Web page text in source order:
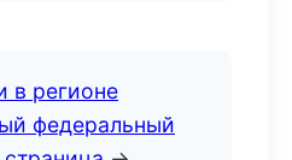
в регионе
федеральный